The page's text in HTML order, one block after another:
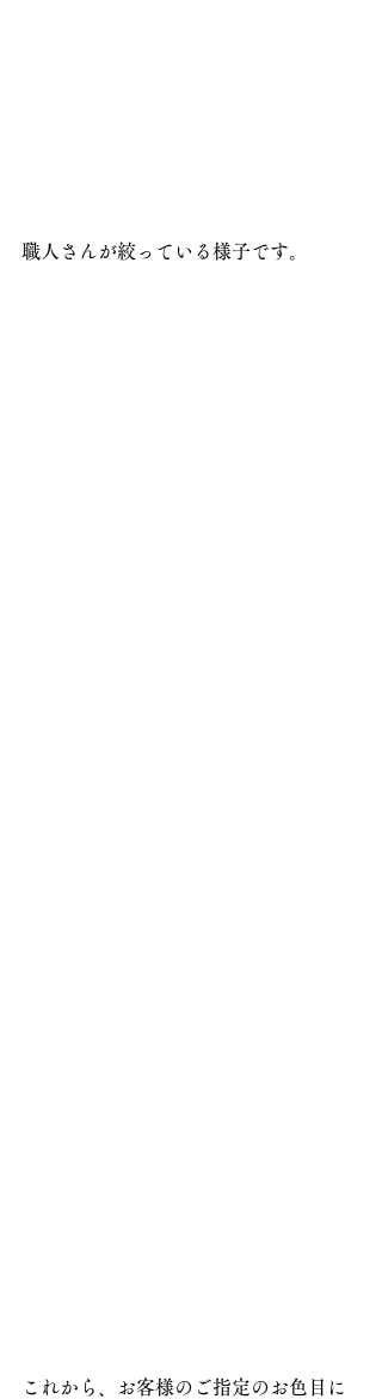
職人さんが絞っている様子です。
これから、お客様のご指定のお色目に